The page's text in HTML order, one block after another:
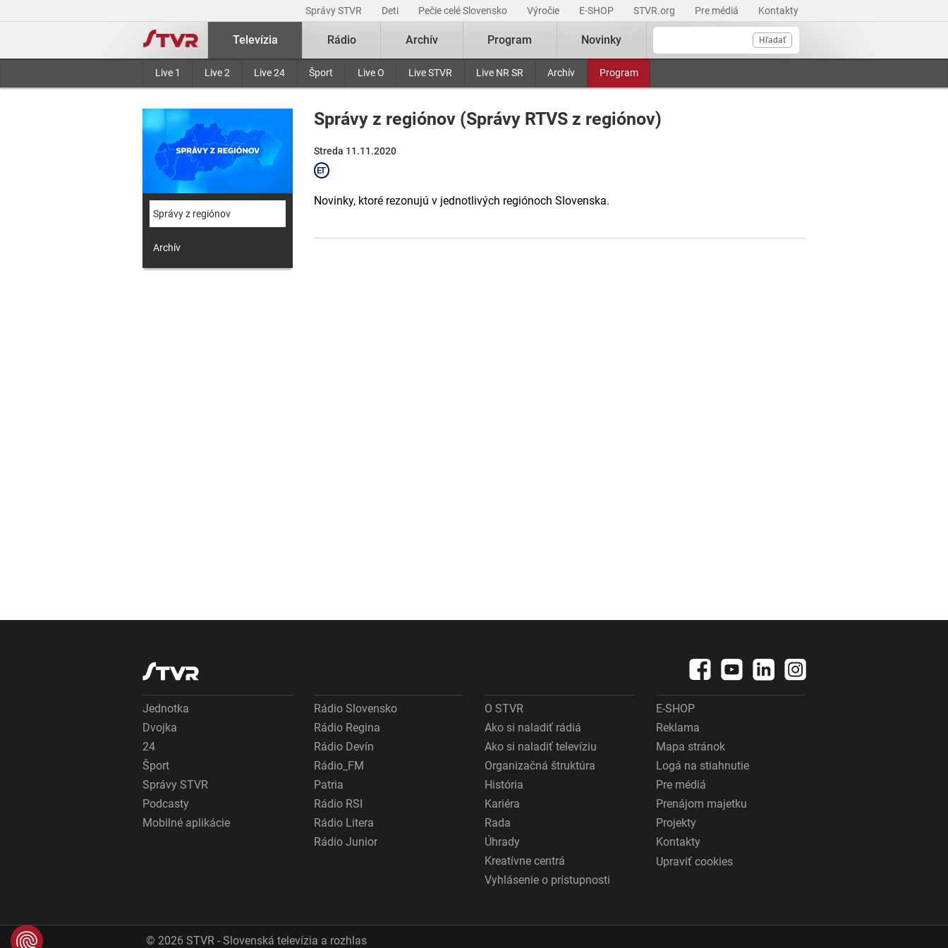
Správy STVR Deti Pečie celé Slovensko Výročie E-SHOP STVR.org Pre médiá Kontakty
Hľadať
Televízia
Live 1 Live 2 Live 24 Šport Live O Live STVR Live NR SR Archív Program
Rádio Archív Program Novinky
Správy z regiónov
Archív
Správy z regiónov (Správy RTVS z regiónov)
Streda 11.11.2020
Novinky, ktoré rezonujú v jednotlivých regiónoch Slovenska.
Jednotka
Dvojka
24
Šport
Správy STVR
Podcasty
Mobilné aplikácie
Rádio Slovensko
Rádio Regina
Rádio Devín
Rádio_FM
Patria
Rádio RSI
Rádio Litera
Rádio Junior
O STVR
Ako si naladiť rádiá
Ako si naladiť televíziu
Organizačná štruktúra
História
Kariéra
Rada
Úhrady
Kreatívne centrá
Vyhlásenie o prístupnosti
E-SHOP
Reklama
Mapa stránok
Logá na stiahnutie
Pre médiá
Prenájom majetku
Projekty
Kontakty
Upraviť cookies
© 2026 STVR - Slovenská televízia a rozhlas